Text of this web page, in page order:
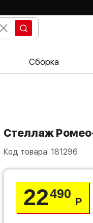
Сборка
Стеллаж
Код товара: 181296
22490
Р